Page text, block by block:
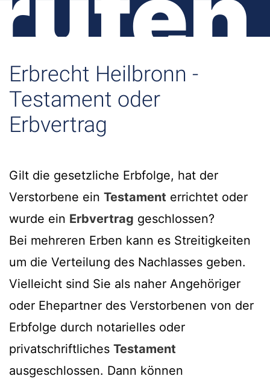
Erbrecht Heilbronn -
Testament oder
Erbvertrag
Gilt die gesetzliche Erbfolge, hat der
Verstorbene ein Testament errichtet oder
wurde ein Erbvertrag geschlossen?
Bei mehreren Erben kann es Streitigkeiten
um die Verteilung des Nachlasses geben.
Vielleicht sind Sie als naher Angehöriger
oder Ehepartner des Verstorbenen von der
Erbfolge durch notarielles oder
privatschriftliches Testament
ausgeschlossen. Dann können